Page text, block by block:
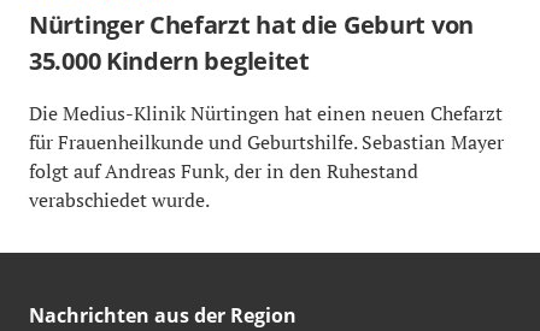
Nürtinger Chefarzt hat die Geburt von
35.000 Kindern begleitet
Die Medius-Klinik Nürtingen hat einen neuen Chefarzt
für Frauenheilkunde und Geburtshilfe. Sebastian Mayer
folgt auf Andreas Funk, der in den Ruhestand
verabschiedet wurde.
Nachrichten aus der Region